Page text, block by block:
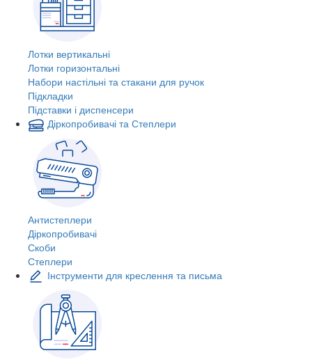
Лотки вертикальні
Лотки горизонтальні
Набори настільні та стакани для ручок
Підкладки
Підставки і диспенсери
Діркопробивачі та Степлери
Антистеплери
Діркопробивачі
Скоби
Степлери
Інструменти для креслення та письма